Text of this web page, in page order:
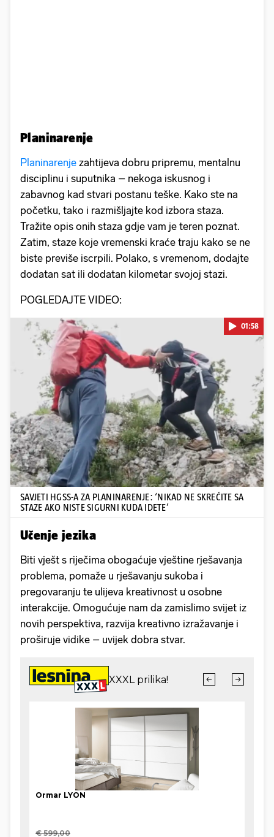
Planinarenje
Planinarenje zahtijeva dobru pripremu, mentalnu
disciplinu i suputnika – nekoga iskusnog i
zabavnog kad stvari postanu teške. Kako ste na
početku, tako i razmišljajte kod izbora staza.
Tražite opis onih staza gdje vam je teren poznat.
Zatim, staze koje vremenski kraće traju kako se ne
biste previše iscrpili. Polako, s vremenom, dodajte
dodatan sat ili dodatan kilometar svojoj stazi.
POGLEDAJTE VIDEO:
Pokretanje videa...
01:58
SAVJETI HGSS-A ZA PLANINARENJE: ‘NIKAD NE SKREĆITE SA
STAZE AKO NISTE SIGURNI KUDA IDETE’
Učenje jezika
Biti vješt s riječima obogaćuje vještine rješavanja
problema, pomaže u rješavanju sukoba i
pregovaranju te ulijeva kreativnost u osobne
interakcije. Omogućuje nam da zamislimo svijet iz
novih perspektiva, razvija kreativno izražavanje i
proširuje vidike – uvijek dobra stvar.